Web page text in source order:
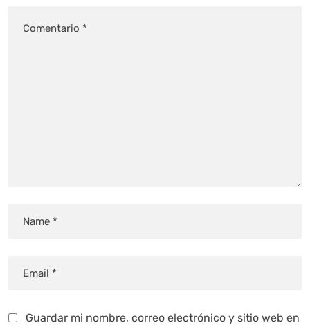
Guardar mi nombre, correo electrónico y sitio web en